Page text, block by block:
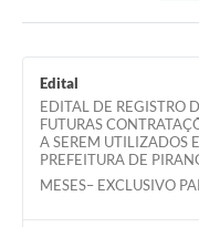
Edital
EDITAL DE REGISTRO
FUTURAS
A SEREM UTILIZADOS
PREFEITURA DE
MESES– EXCLUSIVO